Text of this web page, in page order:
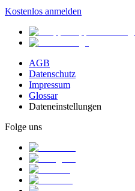
Kostenlos anmelden
AGB
Datenschutz
Impressum
Glossar
Dateneinstellungen
Folge uns